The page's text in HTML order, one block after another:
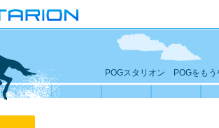
POGスタリオン POGをもう